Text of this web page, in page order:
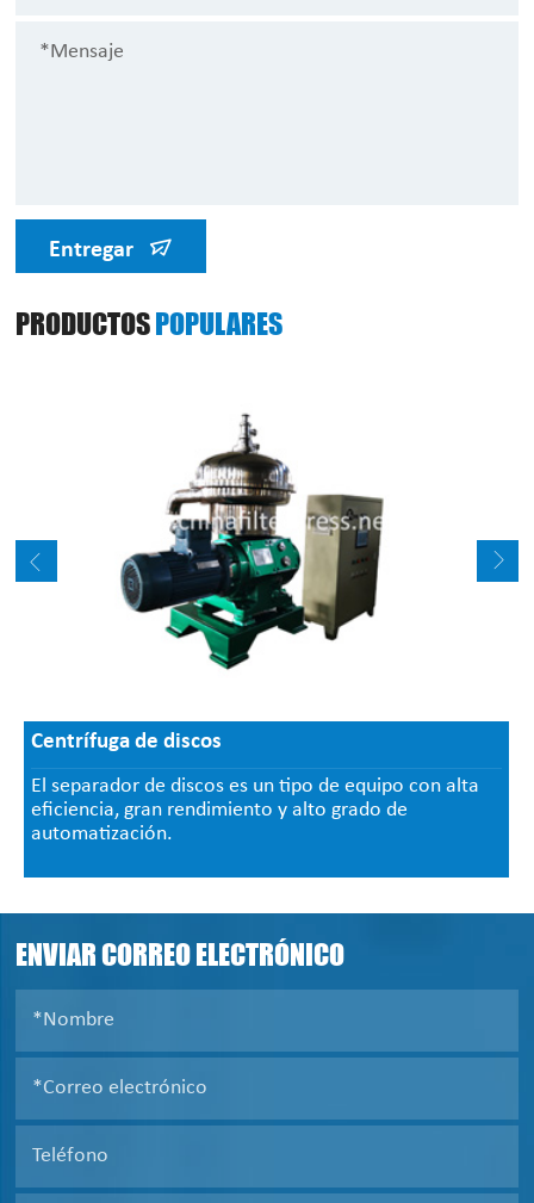
Entregar
PRODUCTOSPOPULARES
Centrífuga de discos
El separador de discos es un tipo de equipo con alta
eficiencia, gran rendimiento y alto grado de
automatización.
ENVIAR CORREO ELECTRÓNICO